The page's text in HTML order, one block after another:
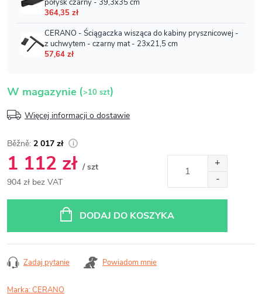
W magazynie (>10 szt)
Więcej informacji o dostawie
2 017 zł
1 112 zł / szt
904 zł bez VAT
DODAJ DO KOSZYKA
Zadaj pytanie Powiadom mnie
Marka:CERANO